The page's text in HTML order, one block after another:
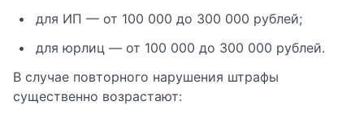
для ИП — от 100 000 до 300 000 рублей;
для юрлиц — от 100 000 до 300 000 рублей.
В случае повторного нарушения штрафы
существенно возрастают: